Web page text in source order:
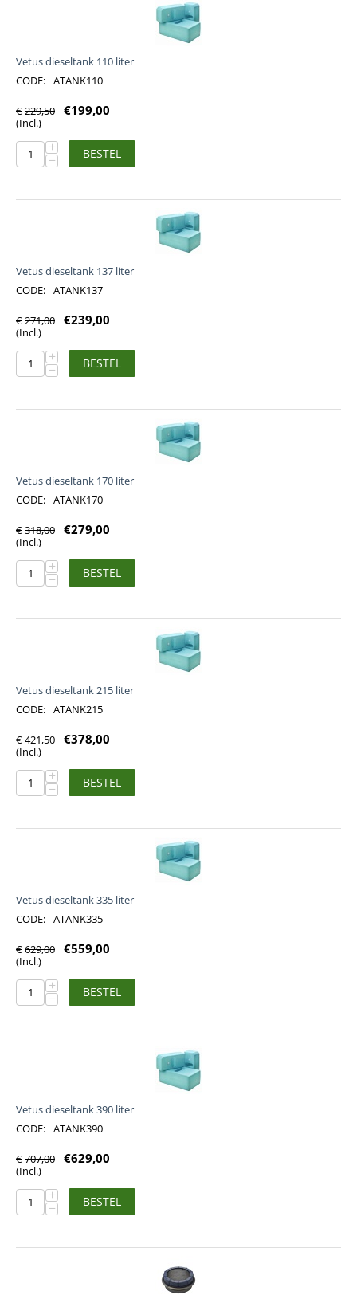
Vetus dieseltank 110 liter
CODE: ATANK110
€ 229,50 €199,00
(Incl.)
+
− BESTEL
Vetus dieseltank 137 liter
CODE: ATANK137
€ 271,00 €239,00
(Incl.)
+
− BESTEL
Vetus dieseltank 170 liter
CODE: ATANK170
€ 318,00 €279,00
(Incl.)
+
− BESTEL
Vetus dieseltank 215 liter
CODE: ATANK215
€ 421,50 €378,00
(Incl.)
+
− BESTEL
Vetus dieseltank 335 liter
CODE: ATANK335
€ 629,00 €559,00
(Incl.)
+
− BESTEL
Vetus dieseltank 390 liter
CODE: ATANK390
€ 707,00 €629,00
(Incl.)
+
− BESTEL